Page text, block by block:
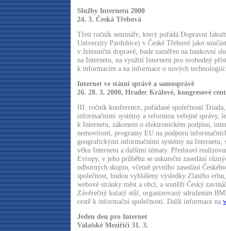
Služby Internetu 2000
24. 3. Česká Třebová
Třetí ročník semináře, který pořádá Dopravní
Univerzity Pardubice) v České Třebové jako
v železniční dopravě, bude zaměřen na bankovní
na Internetu, na využití Internetu pro svobodný
k informacím a na informace o nových
Internet ve státní správě a samosprávě
26. 28. 3. 2000, Hradec Králové, kongresové
III. ročník konference, pořádané společností
informačními systémy a reformou veřejné správy,
k Internetu, zákonem o elektronickém podpisu,
nemovitostí, programy EU na podporu
geografickými informačními systémy na Internetu,
věku Internetu a dalšími tématy. Představí
Evropy, v jeho průběhu se uskuteční zasedání
odborných skupin, včetně prvního zasedání
společnost, budou vyhlášeny výsledky Zlatého
webové stránky měst a obcí, a soutěží Český
Závěrečný kulatý stůl, organizovaný sdružením
cestě k informační společnosti. Další informace na
Jeden den pro Internet
Valašské Meziříčí 31. 3.